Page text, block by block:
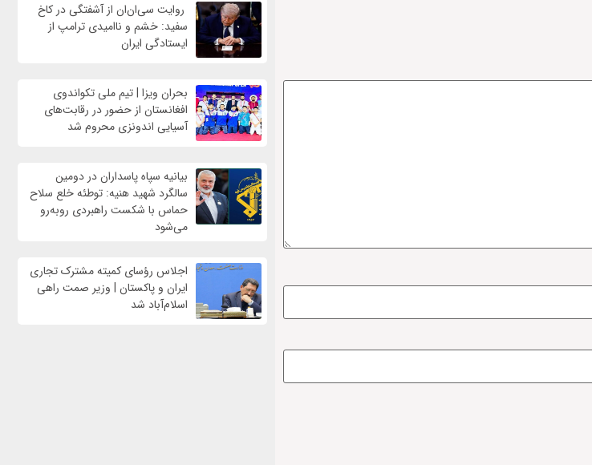
روایت سی‌ان‌ان از آشفتگی در کاخ
سفید: خشم و ناامیدی ترامپ از
ایستادگی ایران
بحران ویزا | تیم ملی تکواندوی
افغانستان از حضور در رقابت‌های
آسیایی اندونزی محروم شد
بیانیه سپاه پاسداران در دومین
سالگرد شهید هنیه: توطئه خلع سلاح
حماس با شکست راهبردی روبه‌رو
می‌شود
اجلاس رؤسای کمیته مشترک تجاری
ایران و پاکستان | وزیر صمت راهی
اسلام‌آباد شد